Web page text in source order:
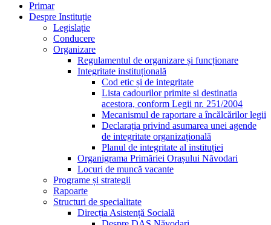
Primar
Despre Instituție
Legislație
Conducere
Organizare
Regulamentul de organizare și funcționare
Integritate instituțională
Cod etic și de integritate
Lista cadourilor primite si destinatia
acestora, conform Legii nr. 251/2004
Mecanismul de raportare a încălcărilor legii
Declarația privind asumarea unei agende
de integritate organizațională
Planul de integritate al instituției
Organigrama Primăriei Orașului Năvodari
Locuri de muncă vacante
Programe și strategii
Rapoarte
Structuri de specialitate
Direcția Asistență Socială